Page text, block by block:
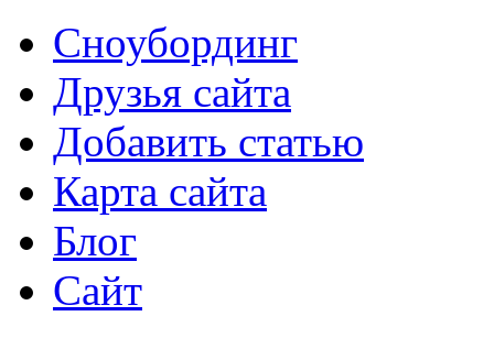
Сноубординг
Друзья сайта
Добавить статью
Карта сайта
Блог
Сайт